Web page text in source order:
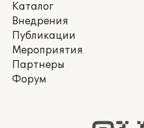
Каталог
Внедрения
Публикации
Мероприятия
Партнеры
Форум